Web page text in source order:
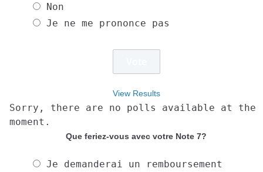
Non
Je ne me prononce pas
View Results
Sorry, there are no polls available at the
moment.
Que feriez-vous avec votre Note 7?
Je demanderai un remboursement